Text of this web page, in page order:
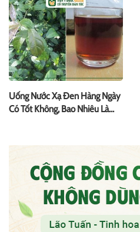
Uống Nước Xạ Đen Hàng Ngày
Có Tốt Không, Bao Nhiêu Là